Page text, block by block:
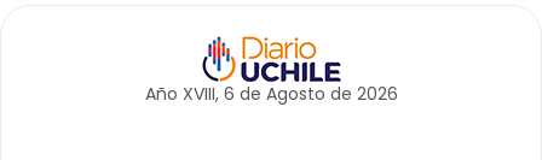
Año XVIII, 6 de Agosto de 2026